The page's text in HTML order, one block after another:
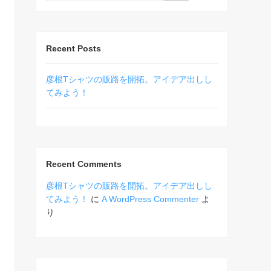
Recent Posts
彦根Tシャツの販路を開拓。アイデア出しし
てみよう！
Recent Comments
彦根Tシャツの販路を開拓。アイデア出しし
てみよう！
に A WordPress Commenter よ
り